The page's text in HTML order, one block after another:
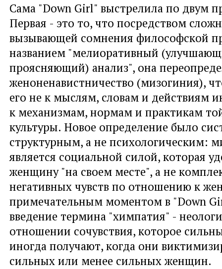
Сама "Down Girl" выстрелила по двум
Первая - это то, что посредством
вызывающей сомнения философской
названием "мелиоративный
проясняющий) анализ", она
женоненавистничество (мизогиния),
его не к мыслям, словам и действиям
к механизмам, нормам и практикам
культуры. Новое определение было
структурным, а не психологическим:
является социальной силой, которая
женщину "на своем месте", а не
негативных чувств по отношению к
примечательным моментом в "Down
введение термина "химпатия" -
отношении сочувствия, которое
иногда получают, когда они
сильных или менее сильных женщин.